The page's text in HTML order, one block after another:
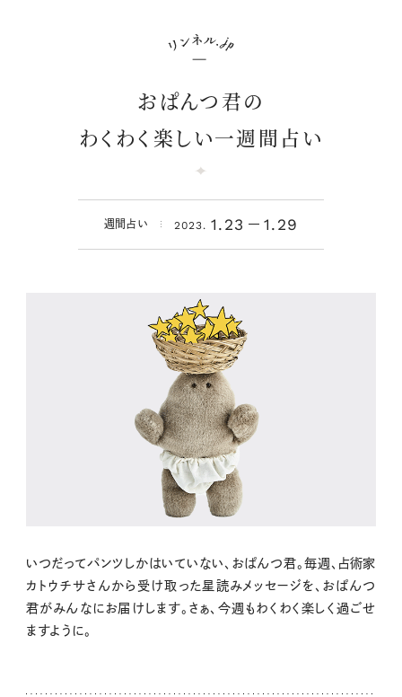
おぱんつ君の
わくわく楽しい一週間占い
週間占い 2023. 1.23 1.29
いつだってパンツしかはいていない、おぱんつ君。毎週、占術家
カトウチサさんから受け取った星読みメッセージを、おぱんつ
君がみんなにお届けします。さぁ、今週もわくわく楽しく過ごせ
ますように。